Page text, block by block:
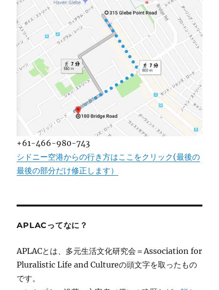
+61-466-980-743
シドニー空港からの行き方はここをクリック(最後の
最後の部分だけ修正します）
APLACってなに？
APLACとは、多元生活文化研究会＝Association for
Pluralistic Life and Cultureの頭文字を取ったもの
です。